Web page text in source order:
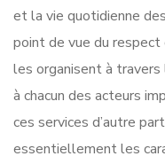
et la vie quotidienne
point de vue du
les organisent à
à chacun des acteurs
ces services d’autre
essentiellement les